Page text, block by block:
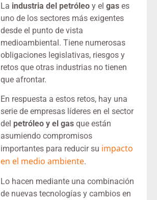
La industria del petróleo y elgas es
uno de los sectores más exigentes
desde el punto de vista
medioambiental. Tiene numerosas
obligaciones legislativas, riesgos y
retos que otras industrias no tienen
que afrontar.
En respuesta a estos retos, hay una
serie de empresas líderes en el sector
del petróleo y el gas que están
asumiendo compromisos
importantes para reducir su impacto
en el medio ambiente.
Lo hacen mediante una combinación
de nuevas tecnologías y cambios en